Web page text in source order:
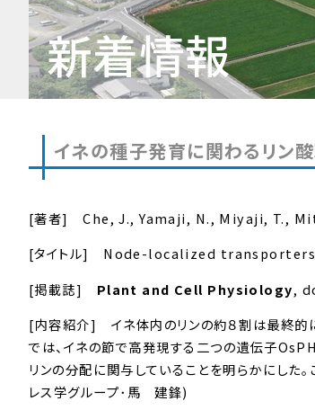
新着情報
イネの種子発育に関わるリン
[著者] Che, J., Yamaji, N., Miyaji, T.,
[タイトル] Node-localized
[掲載誌] Plant and Cell Physiology,
[内容紹介] イネ体内のリンの約８割は最終的
では、イネの節で高発現する二つの遺伝子
リンの分配に関与していることを明らかにした
レス学グループ･馬 建鋒)